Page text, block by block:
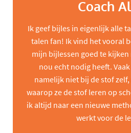
Coach
Ik geef bijles in eigenlijk alle
talen fan! Ik vind het vooral
mijn bijlessen goed te
nou echt nodig heeft.
namelijk niet bij de stof
waarop ze de stof leren op
ik altijd naar een nieuwe
werkt voor de